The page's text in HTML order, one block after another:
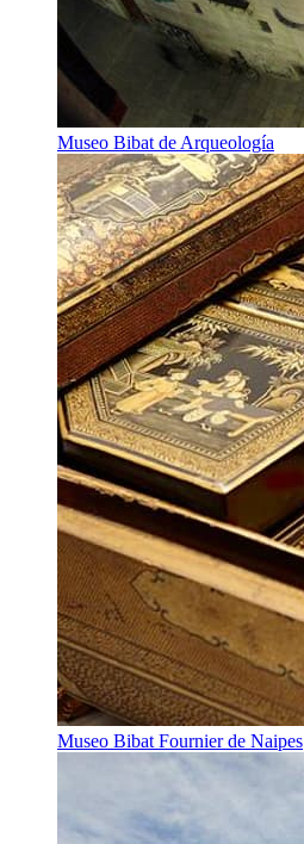
Museo Bibat de Arqueología
Museo Bibat Fournier de Naipes